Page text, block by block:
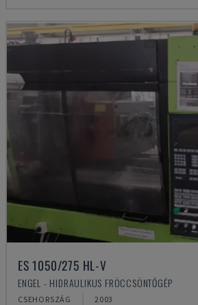
ES 1050/275 HL-V
ENGEL - HIDRAULIKUS FRÖCCSÖNTŐGÉP
CSEHORSZÁG 2003